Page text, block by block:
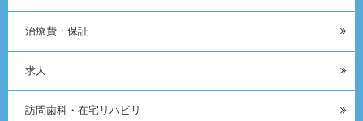
治療費・保証
求人
訪問歯科・在宅リハビリ